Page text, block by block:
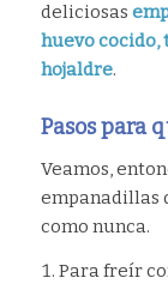
deliciosas
huevo
hojaldre.
Pasos para
Veamos,
empanadillas
como nunca.
Para freír